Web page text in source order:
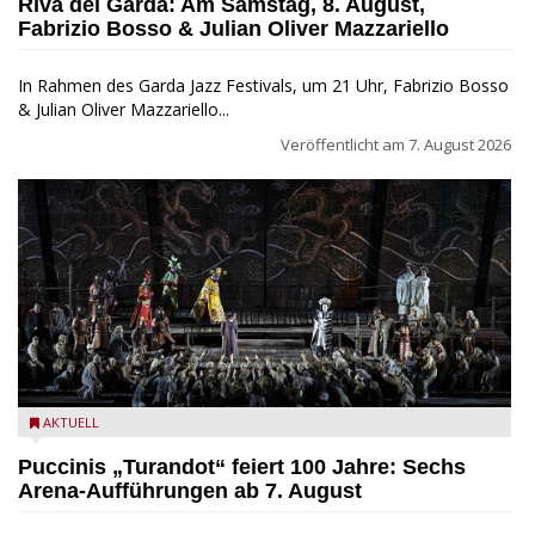
Fabrizio Bosso & Julian Oliver Mazzariello
In Rahmen des Garda Jazz Festivals, um 21 Uhr, Fabrizio Bosso
& Julian Oliver Mazzariello...
Veröffentlicht am 7. August 2026
Turandot in der Arena von Verona - Ennevi für Fondazione
AKTUELL
Puccinis „Turandot“ feiert 100 Jahre: Sechs
Arena-Aufführungen ab 7. August